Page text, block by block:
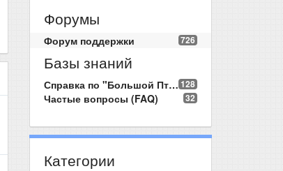
Форумы
726
Форум поддержки
Базы знаний
128
Справка по "Большой Птице"
32
Частые вопросы (FAQ)
Категории